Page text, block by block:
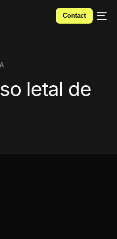
Contact
letal de